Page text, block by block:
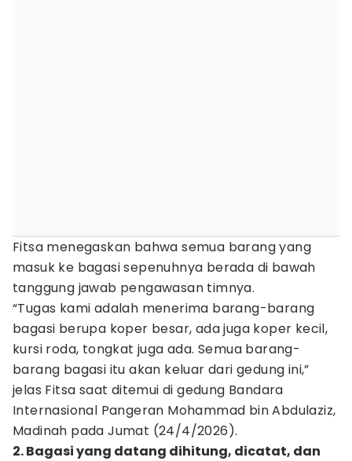
Fitsa menegaskan bahwa semua barang yang
masuk ke bagasi sepenuhnya berada di bawah
tanggung jawab pengawasan timnya.
“Tugas kami adalah menerima barang-barang
bagasi berupa koper besar, ada juga koper kecil,
kursi roda, tongkat juga ada. Semua barang-
barang bagasi itu akan keluar dari gedung ini,”
jelas Fitsa saat ditemui di gedung Bandara
Internasional Pangeran Mohammad bin Abdulaziz,
Madinah pada Jumat (24/4/2026).
2. Bagasi yang datang dihitung, dicatat, dan